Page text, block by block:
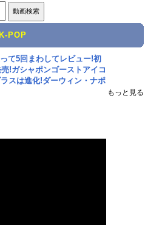
K-POP
て5回まわしてレビュー!初
!ガシャポンゴーストアイコ
スは進化!ダーウィン・ナポ
もっと見る